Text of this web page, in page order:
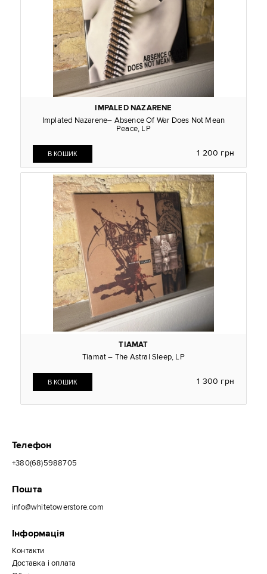
IMPALED NAZARENE
Implated Nazarene– Absence Of War Does Not Mean
Peace, LP
1 200 грн
TIAMAT
Tiamat – The Astral Sleep, LP
1 300 грн
Телефон
+380(68)5988705
Пошта
info@whitetowerstore.com
Інформація
Контакти
Доставка і оплата